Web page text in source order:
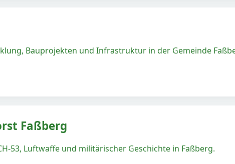
Bauprojekten und Infrastruktur in der Gemeinde
Faßberg
53, Luftwaffe und militärischer Geschichte in Faßberg.